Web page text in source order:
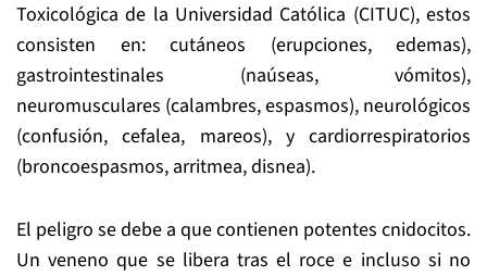
Toxicológica de la Universidad Católica (CITUC), estos
consisten en: cutáneos (erupciones, edemas),
gastrointestinales (naúseas, vómitos),
neuromusculares (calambres, espasmos), neurológicos
(confusión, cefalea, mareos), y cardiorrespiratorios
(broncoespasmos, arritmea, disnea).
El peligro se debe a que contienen potentes cnidocitos.
Un veneno que se libera tras el roce e incluso si no